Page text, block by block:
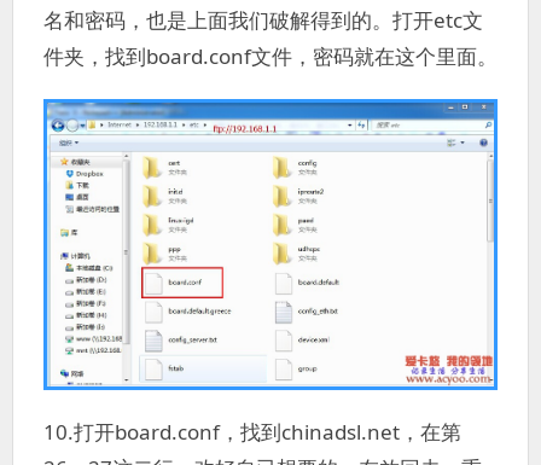
名和密码，也是上面我们破解得到的。打开etc文
件夹，找到board.conf文件，密码就在这个里面。
10.打开board.conf，找到chinadsl.net，在第